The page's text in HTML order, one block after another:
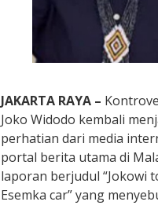
JAKARTA RAYA –
Joko Widodo kembali
perhatian dari media
portal berita utama di
laporan berjudul “Jokowi
Esemka car” yang